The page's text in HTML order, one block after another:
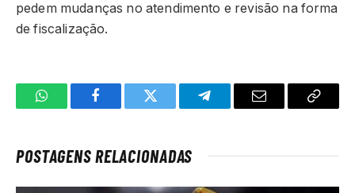
pedem mudanças no atendimento e revisão na forma
de fiscalização.
WhatsAppFacebookTwitter TelegramaE-
Copiar
POSTAGENS RELACIONADAS